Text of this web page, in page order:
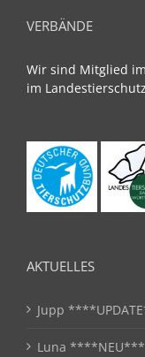
VERBÄNDE
Wir sind Mitglied
im
AKTUELLES
Jupp
Luna